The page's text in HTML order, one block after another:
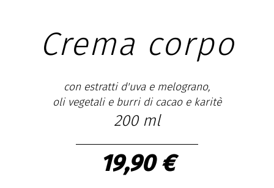
Crema corpo
con estratti d'uva e melograno,
oli vegetali e burri di cacao e karitè
200 ml
19,90 €